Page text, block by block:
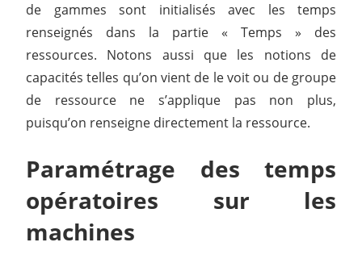
de gammes sont initialisés avec les temps
renseignés dans la partie « Temps » des
ressources. Notons aussi que les notions de
capacités telles qu’on vient de le voit ou de groupe
de ressource ne s’applique pas non plus,
puisqu’on renseigne directement la ressource.
Paramétrage des temps
opératoires sur les
machines